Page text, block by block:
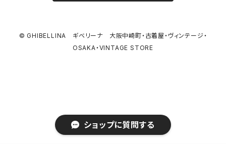
ショップに質問する
© GHIBELLINA ギベリーナ 大阪中崎町・古着屋・ヴィンテージ・
OSAKA・VINTAGE STORE